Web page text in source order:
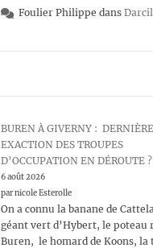
Foulier Philippe dans
BUREN À GIVERNY : DERNIÈRE
EXACTION DES TROUPES
D’OCCUPATION EN DÉROUTE ?
6 août 2026
par nicole Esterolle
On a connu la banane de
géant vert d’Hybert, le poteau
Buren, le homard de Koons, la